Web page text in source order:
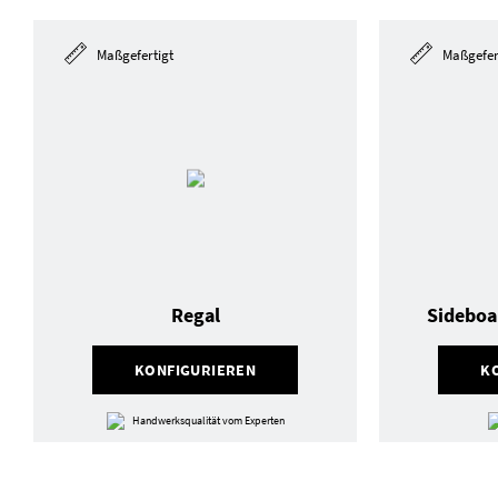
Maßgefertigt
KONFIGURIEREN
Regal
Handwerksqualität vom Experten